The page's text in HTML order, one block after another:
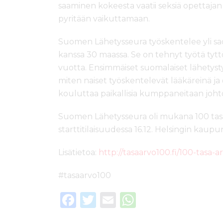
saaminen kokeesta vaatii seksiä
pyritään vaikuttamaan.
Suomen Lähetysseura työskentelee yli
kanssa 30 maassa. Se on tehnyt työtä
vuotta. Ensimmäiset suomalaiset
miten naiset työskentelevät lääkäreinä
kouluttaa paikallisia kumppaneitaan
Suomen Lähetysseura oli mukana 100
starttitilaisuudessa 16.12. Helsingin
Lisätietoa: http://tasaarvo100.fi/100-tasa-
#tasaarvo100
F
T
E